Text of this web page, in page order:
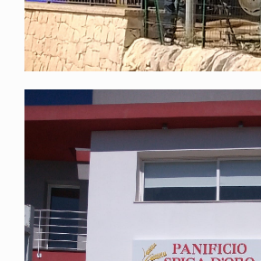
Panificio Spiga d’Oro